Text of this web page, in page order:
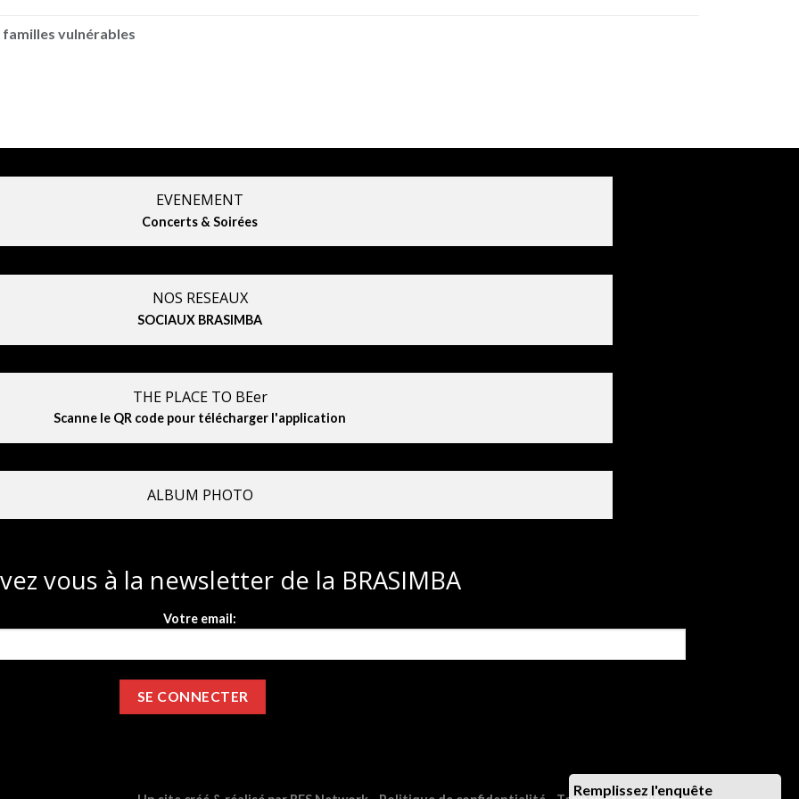
vulnérables
EVENEMENT
Concerts & Soirées
NOS RESEAUX
SOCIAUX BRASIMBA
THE PLACE TO BEer
Scanne le QR code pour télécharger l'application
ALBUM PHOTO
vous à la newsletter de la BRASIMBA
Votre email:
Remplissez l'enquête